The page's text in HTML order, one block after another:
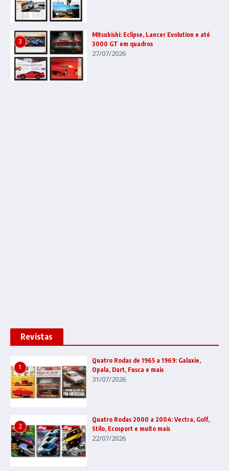
3
Mitsubishi: Eclipse, Lancer Evolution e até
3000 GT em quadros
27/07/2026
Revistas
1
Quatro Rodas de 1965 a 1969: Galaxie,
Opala, Dart, Fusca e mais
31/07/2026
2
Quatro Rodas 2000 a 2004: Vectra, Golf,
Stilo, Ecosport e muito mais
22/07/2026